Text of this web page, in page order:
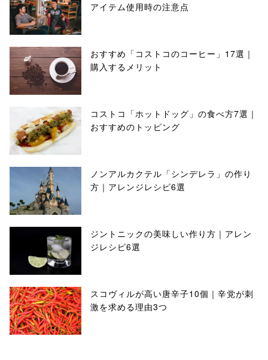
アイテム使用時の注意点
おすすめ「コストコのコーヒー」17選｜
購入するメリット
コストコ「ホットドッグ」の食べ方7選｜
おすすめのトッピング
ノンアルカクテル「シンデレラ」の作り
方｜アレンジレシピ6選
ジントニックの美味しい作り方｜アレン
ジレシピ6選
スコヴィルが高い唐辛子10個｜辛党が刺
激を求める理由3つ